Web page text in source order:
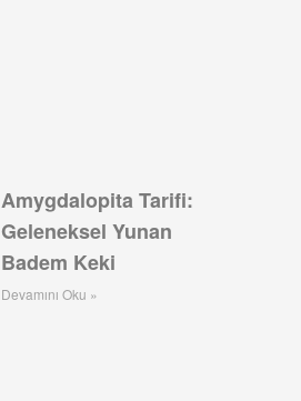
Amygdalopita Tarifi:
Geleneksel Yunan
Badem Keki
Devamını Oku »